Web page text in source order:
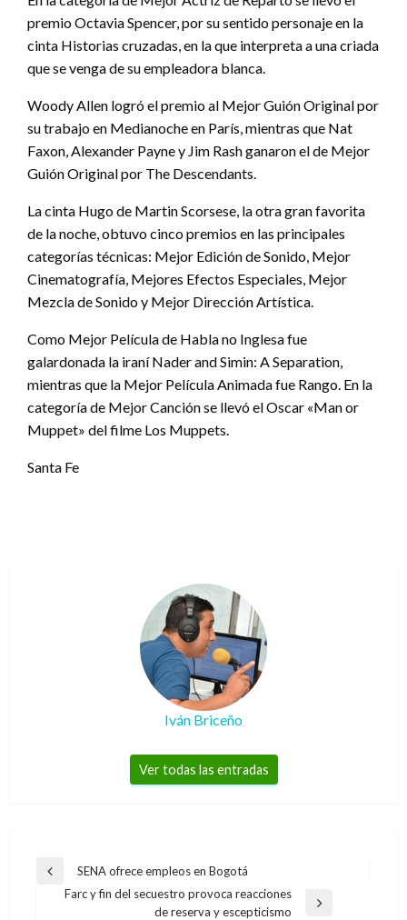
premio Octavia Spencer, por su sentido personaje en la
cinta Historias cruzadas, en la que interpreta a una criada
que se venga de su empleadora blanca.
Woody Allen logró el premio al Mejor Guión Original por
su trabajo en Medianoche en París, mientras que Nat
Faxon, Alexander Payne y Jim Rash ganaron el de Mejor
Guión Original por The Descendants.
La cinta Hugo de Martin Scorsese, la otra gran favorita
de la noche, obtuvo cinco premios en las principales
categorías técnicas: Mejor Edición de Sonido, Mejor
Cinematografía, Mejores Efectos Especiales, Mejor
Mezcla de Sonido y Mejor Dirección Artística.
Como Mejor Película de Habla no Inglesa fue
galardonada la iraní Nader and Simin: A Separation,
mientras que la Mejor Película Animada fue Rango. En la
categoría de Mejor Canción se llevó el Oscar «Man or
Muppet» del filme Los Muppets.
Santa Fe
Iván Briceño
Ver todas las entradas
Navegación
Entrada
anterior
SENA ofrece empleos en Bogotá
Farc y fin del secuestro provoca reacciones
de reserva y escepticismo